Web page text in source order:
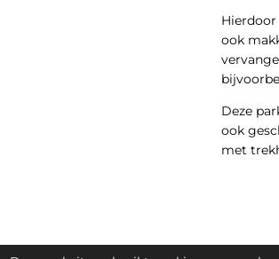
Hierdoor
ook
Deze
ook
met